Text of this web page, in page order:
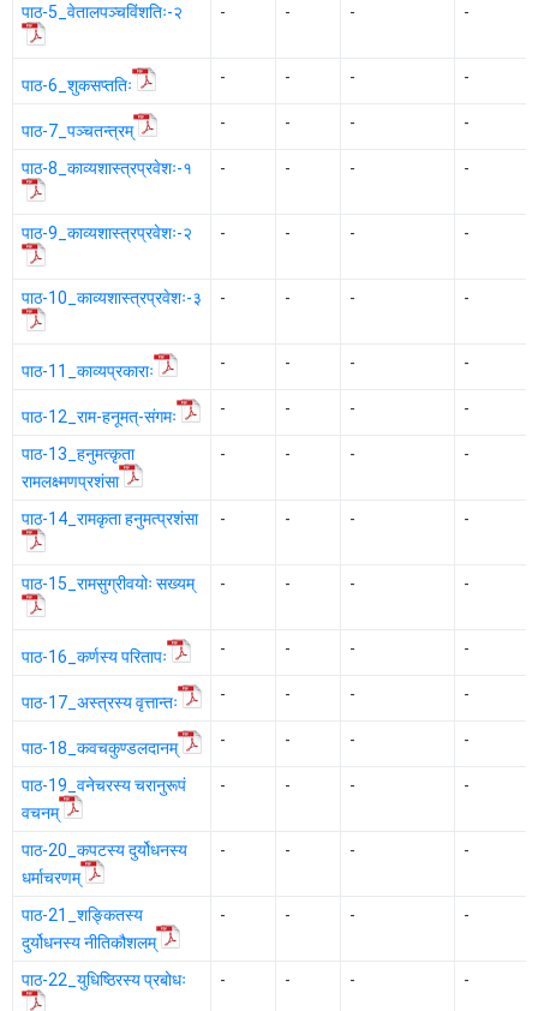
पाठ-5_वेतालपञ्चविंशतिः-२ - - - -
पाठ-6_शुकसप्ततिः - - - -
पाठ-7_पञ्चतन्त्रम् - - - -
पाठ-8_काव्यशास्त्रप्रवेशः-१ - - - -
पाठ-9_काव्यशास्त्रप्रवेशः-२ - - - -
पाठ-10_काव्यशास्त्रप्रवेशः-३ - - - -
पाठ-11_काव्यप्रकाराः - - - -
पाठ-12_राम-हनूमत्-संगमः - - - -
पाठ-13_हनुमत्कृता
रामलक्ष्मणप्रशंसा
- - - -
पाठ-14_रामकृता हनुमत्प्रशंसा - - - -
पाठ-15_रामसुग्रीवयोः सख्यम् - - - -
पाठ-16_कर्णस्य परितापः - - - -
पाठ-17_अस्त्रस्य वृत्तान्तः - - - -
पाठ-18_कवचकुण्डलदानम् - - - -
पाठ-19_वनेचरस्य चरानुरूपं
वचनम्
- - - -
पाठ-20_कपटस्य दुर्योधनस्य
धर्माचरणम्
- - - -
पाठ-21_शङ्कितस्य
दुर्योधनस्य नीतिकौशलम्
- - - -
पाठ-22_युधिष्ठिरस्य प्रबोधः - - - -